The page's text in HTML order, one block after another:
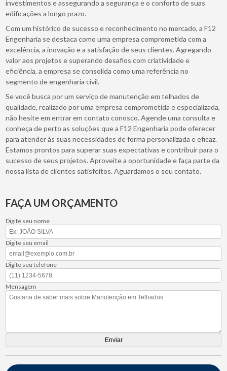
investimentos e assegurando a segurança e o conforto de suas
edificações a longo prazo.
Com um histórico de sucesso e reconhecimento no mercado, a F12
Engenharia se destaca como uma empresa comprometida com a
excelência, a inovação e a satisfação de seus clientes. Agregando
valor aos projetos e superando desafios com criatividade e
eficiência, a empresa se consolida como uma referência no
segmento de engenharia civil.
Se você busca por um serviço de manutenção em telhados de
qualidade, realizado por uma empresa comprometida e especializada,
não hesite em entrar em contato conosco. Agende uma consulta e
conheça de perto as soluções que a F12 Engenharia pode oferecer
para atender às suas necessidades de forma personalizada e eficaz.
Estamos prontos para superar suas expectativas e contribuir para o
sucesso de seus projetos. Aproveite a oportunidade e faça parte da
nossa lista de clientes satisfeitos. Aguardamos o seu contato.
FAÇA UM ORÇAMENTO
Digite seu nome
Digite seu email
Digite seu telefone
Mensagem